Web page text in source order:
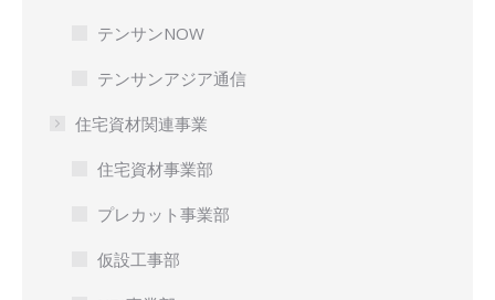
テンサンNOW
テンサンアジア通信
住宅資材関連事業
住宅資材事業部
プレカット事業部
仮設工事部